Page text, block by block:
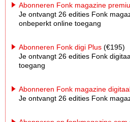
Abonneren Fonk magazine
Je ontvangt 26 edities Fonk
onbeperkt online toegang
Abonneren Fonk digi Plus (€195)
Je ontvangt 26 edities Fonk
toegang
Abonneren Fonk magazine
Je ontvangt 26 edities Fonk